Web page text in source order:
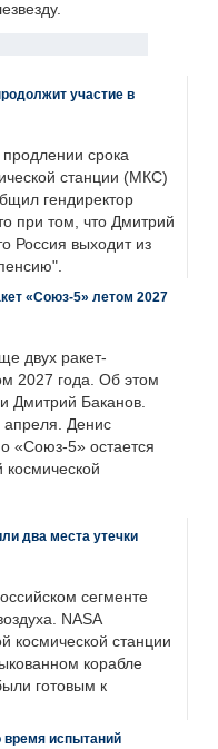
участие в
продлении срока
станции (МКС)
гендиректор
при том, что Дмитрий
Россия выходит из
«Союз-5» летом 2027
двух ракет-
2027 года. Об этом
Дмитрий Баканов.
апреля. Денис
«Союз-5» остается
космической
два места утечки
сегменте
NASA
космической станции
корабле
готовым к
время испытаний